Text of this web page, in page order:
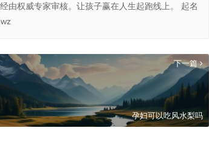
由权威专家审核。让孩子赢在人生起跑线上。 起名
下一篇
孕妇可以吃风水梨吗